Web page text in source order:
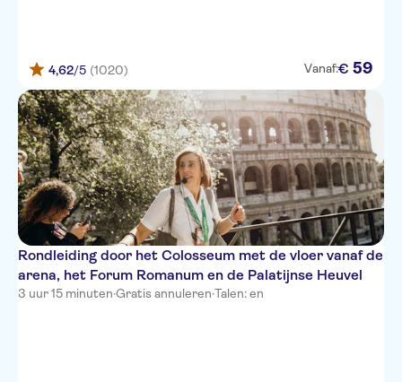
4,62/5 (1020) Vanaf:€ 59
Rondleiding door het Colosseum met de vloer vanaf de
arena, het Forum Romanum en de Palatijnse Heuvel
3 uur 15 minuten·Gratis annuleren·Talen: en